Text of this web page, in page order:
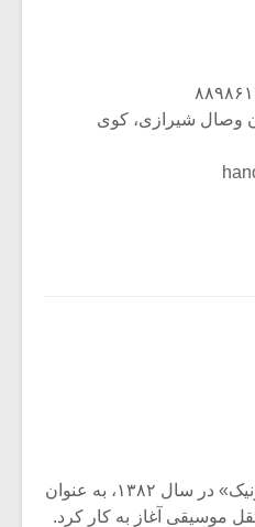
وصال شیرازی، کوی
مجله آنلاین «گفتگوی هارمونیک» در سال ۱۳۸۲، به عنوان
موسیقی آغاز به کار کرد.